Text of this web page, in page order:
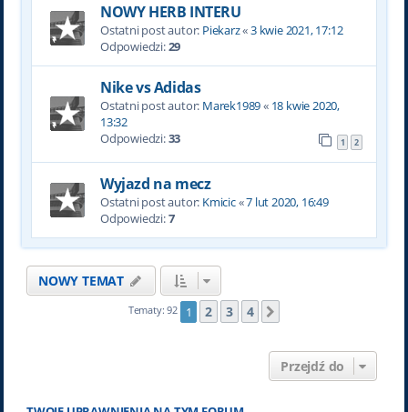
NOWY HERB INTERU
Ostatni post autor: Piekarz«3 kwie 2021, 17:12
Odpowiedzi:29
Nike vs Adidas
Ostatni post autor: Marek1989« 18 kwie 2020,
13:32
Odpowiedzi:33 1 2
Wyjazd na mecz
Ostatni post autor: Kmicic«7 lut 2020, 16:49
Odpowiedzi:7
NOWY TEMAT
Tematy: 92 1 2 3 4
Przejdź do